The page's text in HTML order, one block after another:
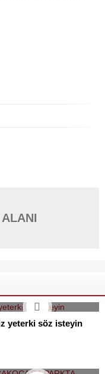
yeterki söz isteyin